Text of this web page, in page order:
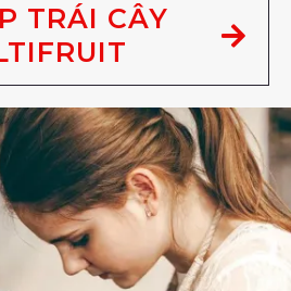
TRÁI CÂY